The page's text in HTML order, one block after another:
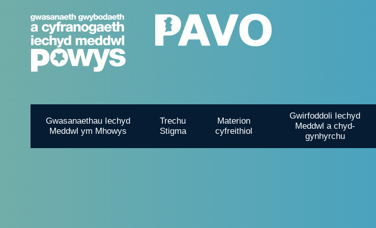
Gwasanaethau Iechyd
Meddwl ym Mhowys
Trechu
Stigma
Materion
cyfreithiol
Gwirfoddoli Iechyd
Meddwl a chyd-
gynhyrchu